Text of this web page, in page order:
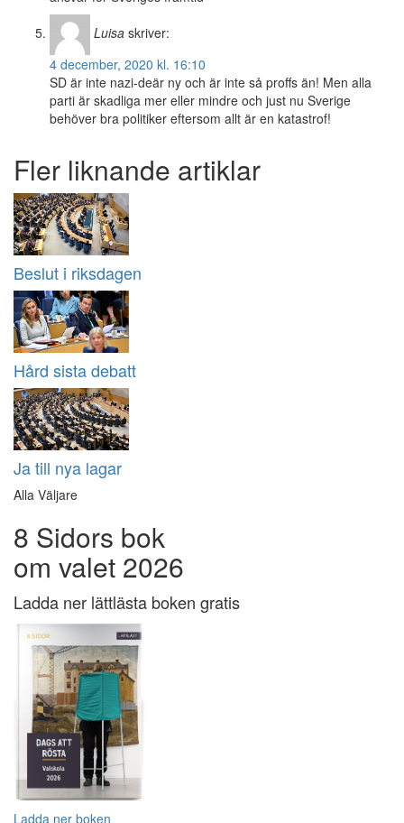
Luisa skriver:
4 december, 2020 kl. 16:10
SD är inte nazi-deär ny och är inte så proffs än! Men alla
parti är skadliga mer eller mindre och just nu Sverige
behöver bra politiker eftersom allt är en katastrof!
Fler liknande artiklar
Beslut i riksdagen
Hård sista debatt
Ja till nya lagar
Alla Väljare
8 Sidors bok
om valet 2026
Ladda ner lättlästa boken gratis
Ladda ner boken